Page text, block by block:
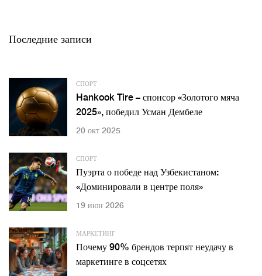
Последние записи
СПОРТ
Hankook Tire – спонсор «Золотого мяча
2025», победил Усман Дембеле
20 окт 2025
СПОРТ
Пуэрта о победе над Узбекистаном:
«Доминировали в центре поля»
19 июн 2026
МАРКЕТИНГ
Почему 90% брендов терпят неудачу в
маркетинге в соцсетях